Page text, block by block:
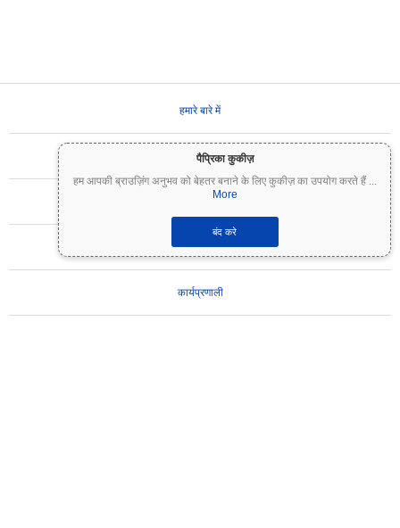
पैप्रिका कुकीज़
हम आपकी ब्राउज़िंग अनुभव को बेहतर बनाने के लिए कुकीज़ का उपयोग करते हैं ...
More
बंद करे
हमारे बारे में
संपर्क
सभी सिक्के
शब्दकोष
कार्यप्रणाली